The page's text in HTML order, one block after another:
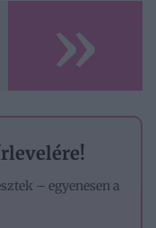
»
– egyenesen a